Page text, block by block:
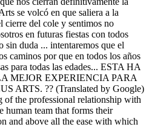
se volcó en que saliera a la
cierre del cole y sentimos no
en futuras fiestas con todos
sin duda ... intentaremos que el
caminos por que en todos los años
para todas las edades... ESTA HA
MEJOR EXPERIENCIA PARA
ARTS. ?? (Translated by Google)
the professional relationship with
human team that forms their
and above all the ease with which